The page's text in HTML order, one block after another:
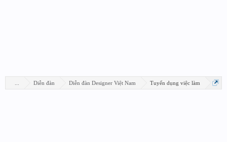
Diễn đàn Diễn đàn Designer Việt Nam Tuyển dụng việc làm